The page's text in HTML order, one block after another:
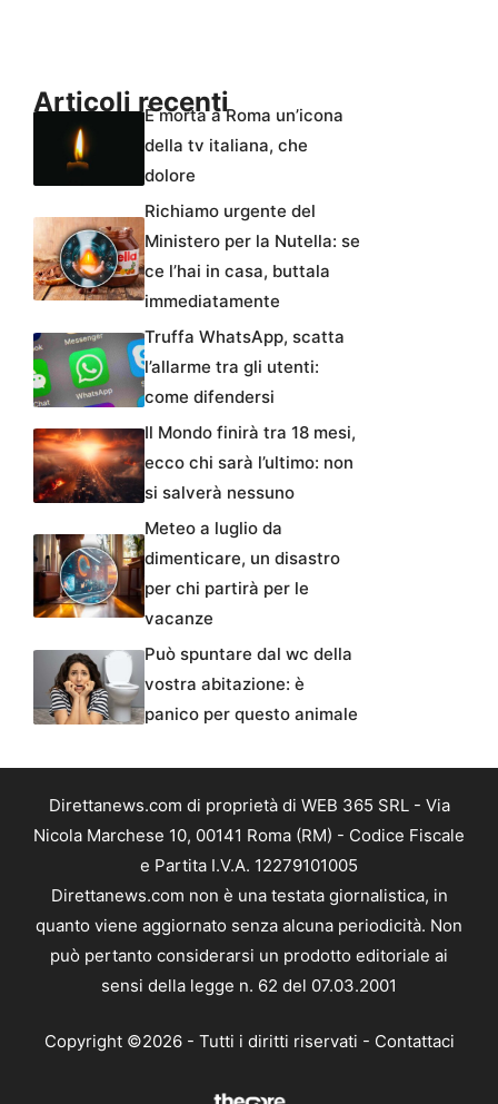
Articoli recentiÈ morta a Roma un’icona
della tv italiana, che
dolore
Richiamo urgente del
Ministero per la Nutella: se
ce l’hai in casa, buttala
immediatamente
Truffa WhatsApp, scatta
l’allarme tra gli utenti:
come difendersi
Il Mondo finirà tra 18 mesi,
ecco chi sarà l’ultimo: non
si salverà nessuno
Meteo a luglio da
dimenticare, un disastro
per chi partirà per le
vacanze
Può spuntare dal wc della
vostra abitazione: è
panico per questo animale
Direttanews.com di proprietà di WEB 365 SRL - Via
Nicola Marchese 10, 00141 Roma (RM) - Codice Fiscale
e Partita I.V.A. 12279101005
Direttanews.com non è una testata giornalistica, in
quanto viene aggiornato senza alcuna periodicità. Non
può pertanto considerarsi un prodotto editoriale ai
sensi della legge n. 62 del 07.03.2001
Copyright ©2026 - Tutti i diritti riservati - Contattaci